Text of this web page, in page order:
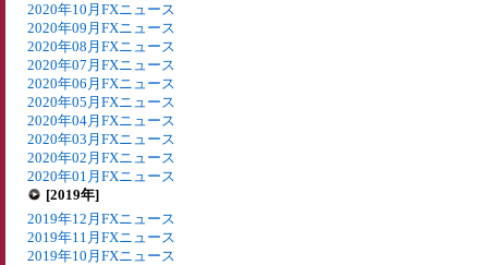
2020年10月FXニュース
2020年09月FXニュース
2020年08月FXニュース
2020年07月FXニュース
2020年06月FXニュース
2020年05月FXニュース
2020年04月FXニュース
2020年03月FXニュース
2020年02月FXニュース
2020年01月FXニュース
[2019年]
2019年12月FXニュース
2019年11月FXニュース
2019年10月FXニュース